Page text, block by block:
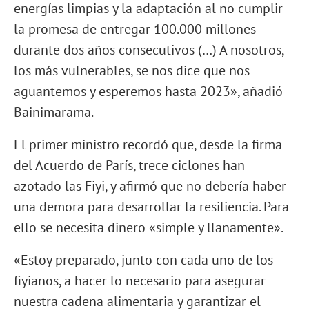
energías limpias y la adaptación al no cumplir
la promesa de entregar 100.000 millones
durante dos años consecutivos (…) A nosotros,
los más vulnerables, se nos dice que nos
aguantemos y esperemos hasta 2023», añadió
Bainimarama.
El primer ministro recordó que, desde la firma
del Acuerdo de París, trece ciclones han
azotado las Fiyi, y afirmó que no debería haber
una demora para desarrollar la resiliencia. Para
ello se necesita dinero «simple y llanamente».
«Estoy preparado, junto con cada uno de los
fiyianos, a hacer lo necesario para asegurar
nuestra cadena alimentaria y garantizar el